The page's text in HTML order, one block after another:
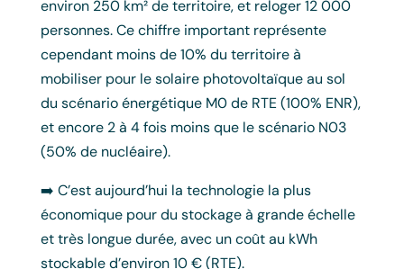
environ 250 km² de territoire, et reloger 12 000
personnes. Ce chiffre important représente
cependant moins de 10% du territoire à
mobiliser pour le solaire photovoltaïque au sol
du scénario énergétique M0 de RTE (100% ENR),
et encore 2 à 4 fois moins que le scénario N03
(50% de nucléaire).
➡️ C’est aujourd’hui la technologie la plus
économique pour du stockage à grande échelle
et très longue durée, avec un coût au kWh
stockable d’environ 10 € (RTE).